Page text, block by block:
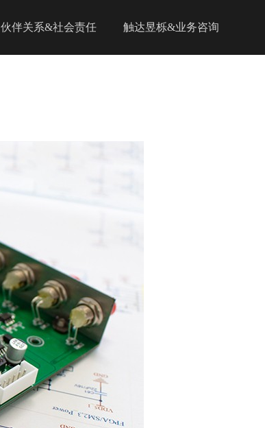
伙伴关系&社会责任 触达昱栎&业务咨询